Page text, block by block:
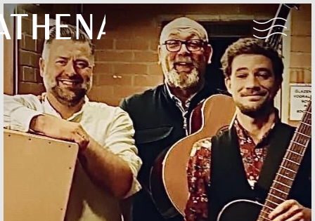
Naturisme
Community
Kalender